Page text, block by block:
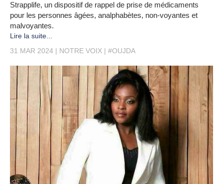
Strapplife, un dispositif de rappel de prise de médicaments
pour les personnes âgées, analphabètes, non-voyantes et
malvoyantes.
Lire la suite...
31 MAR 2024
NOTRE VOIX #OUJDA